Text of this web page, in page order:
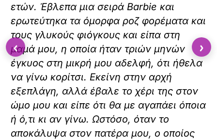
ετών. Έβλεπα μια σειρά Barbie και
ερωτεύτηκα τα όμορφα ροζ φορέματα και
τους γλυκούς φιόγκους και είπα στη
μαμά μου, η οποία ήταν τριών μηνών
έγκυος στη μικρή μου αδελφή, ότι ήθελα
να γίνω κορίτσι. Εκείνη στην αρχή
εξεπλάγη, αλλά έβαλε το χέρι της στον
ώμο μου και είπε ότι θα με αγαπάει όποια
ή ό,τι κι αν γίνω. Ωστόσο, όταν το
αποκάλυψα στον πατέρα μου, ο οποίος
‹ ›